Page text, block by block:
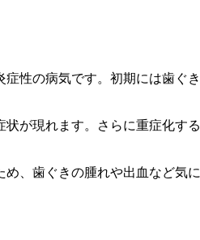
性の病気です。初期には歯ぐ
が現れます。さらに重症化す
、歯ぐきの腫れや出血など気